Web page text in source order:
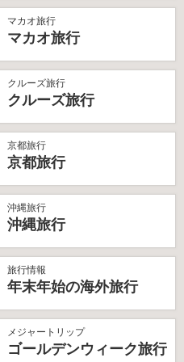
マカオ旅行
マカオ旅行
クルーズ旅行
クルーズ旅行
京都旅行
京都旅行
沖縄旅行
沖縄旅行
旅行情報
年末年始の海外旅行
メジャートリップ
ゴールデンウィーク旅行